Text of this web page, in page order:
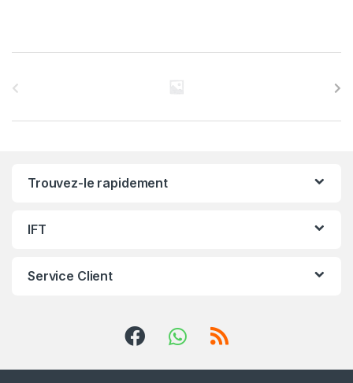
Trouvez-le rapidement
IFT
Service Client